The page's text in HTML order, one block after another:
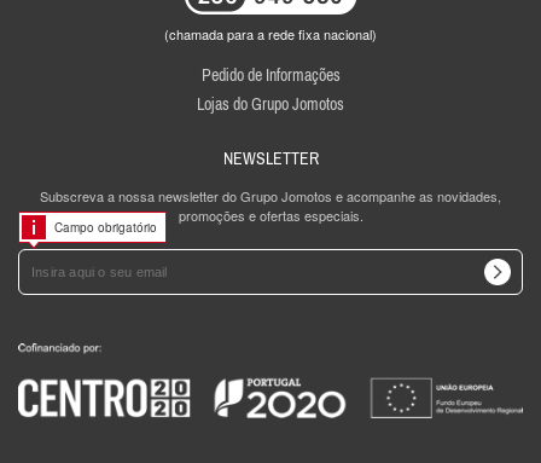
(chamada para a rede fixa nacional)
Pedido de Informações
Lojas do Grupo Jomotos
NEWSLETTER
Subscreva a nossa newsletter do Grupo Jomotos e acompanhe as novidades,
promoções e ofertas especiais.
Campo obrigatório